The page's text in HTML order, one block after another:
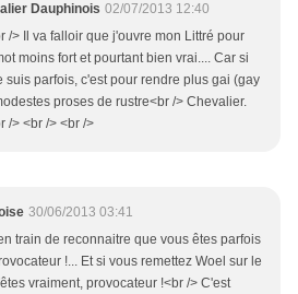
Dauphinois 02/07/2013 12:40
/> Il va falloir que j'ouvre mon Littré pour
moins fort et pourtant bien vrai.... Car si
suis parfois, c'est pour rendre plus gai (gay
proses de rustre<br /> Chevalier.
/> <br /> <br />
30/06/2013 03:41
train de reconnaitre que vous êtes parfois
!... Et si vous remettez Woel sur le
vraiment, provocateur !<br /> C'est